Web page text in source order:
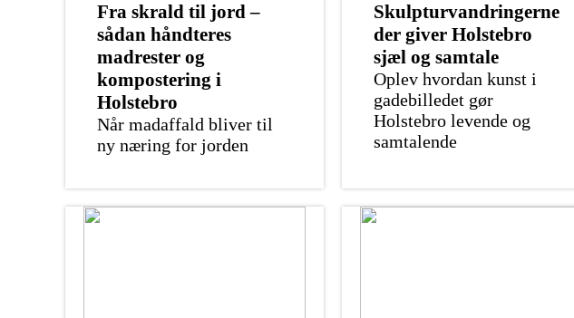
Fra skrald til jord –
sådan håndteres
madrester og
kompostering i
Holstebro
Når madaffald bliver til
ny næring for jorden
Skulpturvandringerne
der giver Holstebro
sjæl og samtale
Oplev hvordan kunst i
gadebilledet gør
Holstebro levende og
samtalende